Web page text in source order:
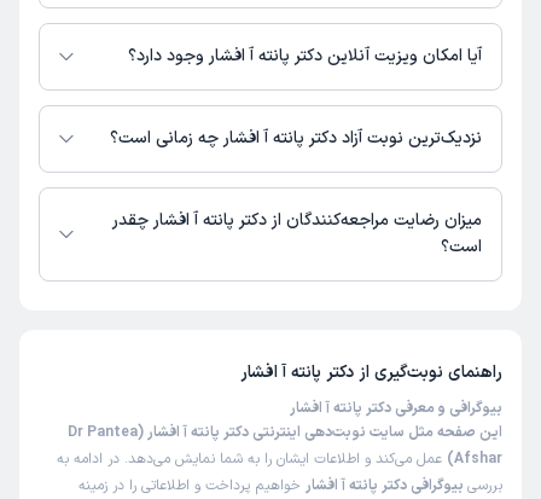
اطلاعاتی درباره محل فعالیت دکتر پانته آ افشار در مراکز درمانی در دسترس
نیست.
آیا امکان ویزیت آنلاین دکتر پانته آ افشار وجود دارد؟
در حال حاضر اطلاعاتی درباره ارائه ویزیت آنلاین توسط دکتر پانته آ افشار در
دسترس نیست. برای دریافت اطلاعات دقیق‌تر، لطفاً با مطب تماس بگیرید.
نزدیک‌ترین نوبت آزاد دکتر پانته آ افشار چه زمانی است؟
زمان نوبت‌دهی و پذیرش بیماران با هماهنگی مطب مشخص می‌شود.
میزان رضایت مراجعه‌کنندگان از دکتر پانته آ افشار چقدر
است؟
راهنمای نوبت‌گیری از دکتر پانته آ افشار
بیوگرافی و معرفی دکتر پانته آ افشار
این صفحه مثل سایت نوبت‌دهی اینترنتی دکتر پانته آ افشار (Dr Pantea
Afshar) عمل می‌کند و اطلاعات ایشان را به شما نمایش می‌دهد. در ادامه به
بررسی بیوگرافی دکتر پانته آ افشار خواهیم پرداخت و اطلاعاتی را در زمینه